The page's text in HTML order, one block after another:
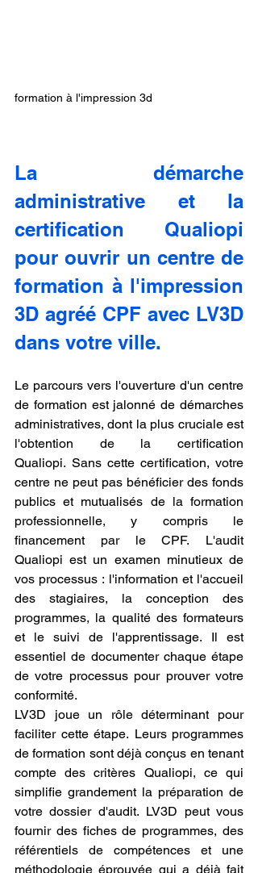
formation à l'impression 3d
La démarche
administrative et la
certification Qualiopi
pour ouvrir un centre de
formation à l'impression
3D agréé CPF avec LV3D
dans votre ville.
Le parcours vers l'ouverture d'un centre
de formation est jalonné de démarches
administratives, dont la plus cruciale est
l'obtention de la certification
Qualiopi. Sans cette certification, votre
centre ne peut pas bénéficier des fonds
publics et mutualisés de la formation
professionnelle, y compris le
financement par le CPF. L'audit
Qualiopi est un examen minutieux de
vos processus : l'information et l'accueil
des stagiaires, la conception des
programmes, la qualité des formateurs
et le suivi de l'apprentissage. Il est
essentiel de documenter chaque étape
de votre processus pour prouver votre
conformité.
LV3D joue un rôle déterminant pour
faciliter cette étape. Leurs programmes
de formation sont déjà conçus en tenant
compte des critères Qualiopi, ce qui
simplifie grandement la préparation de
votre dossier d'audit. LV3D peut vous
fournir des fiches de programmes, des
référentiels de compétences et une
méthodologie éprouvée qui a déjà fait